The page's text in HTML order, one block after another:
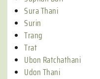
Sura Thani
Surin
Trang
Trat
Ubon Ratchathani
Udon Thani